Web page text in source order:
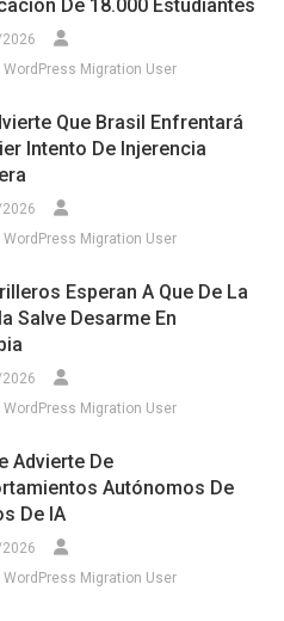
De 18.000 Estudiantes
WordPress Migration User
Que Brasil Enfrentará
Intento De Injerencia
WordPress Migration User
Esperan A Que De La
Salve Desarme En
WordPress Migration User
Advierte De
Autónomos De
De IA
WordPress Migration User